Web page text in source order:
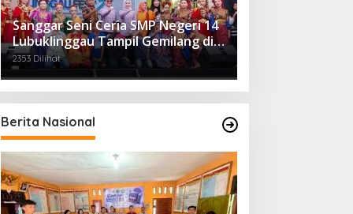
Sanggar Seni Ceria SMP Negeri 14
Lubuklinggau Tampil Gemilang di
Linggau Fest 2025
2353 Dilihat
Berita Nasional